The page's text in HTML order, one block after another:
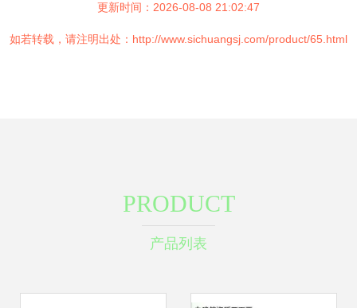
更新时间：2026-08-08 21:02:47
如若转载，请注明出处：http://www.sichuangsj.com/product/65.html
PRODUCT
产品列表